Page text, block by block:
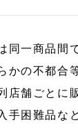
同一商品間
かの不都合
店舗ごとに
手困難品な